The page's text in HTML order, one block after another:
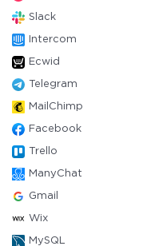
Slack
Intercom
Ecwid
Telegram
MailChimp
Facebook
Trello
ManyChat
Gmail
Wix
MySQL